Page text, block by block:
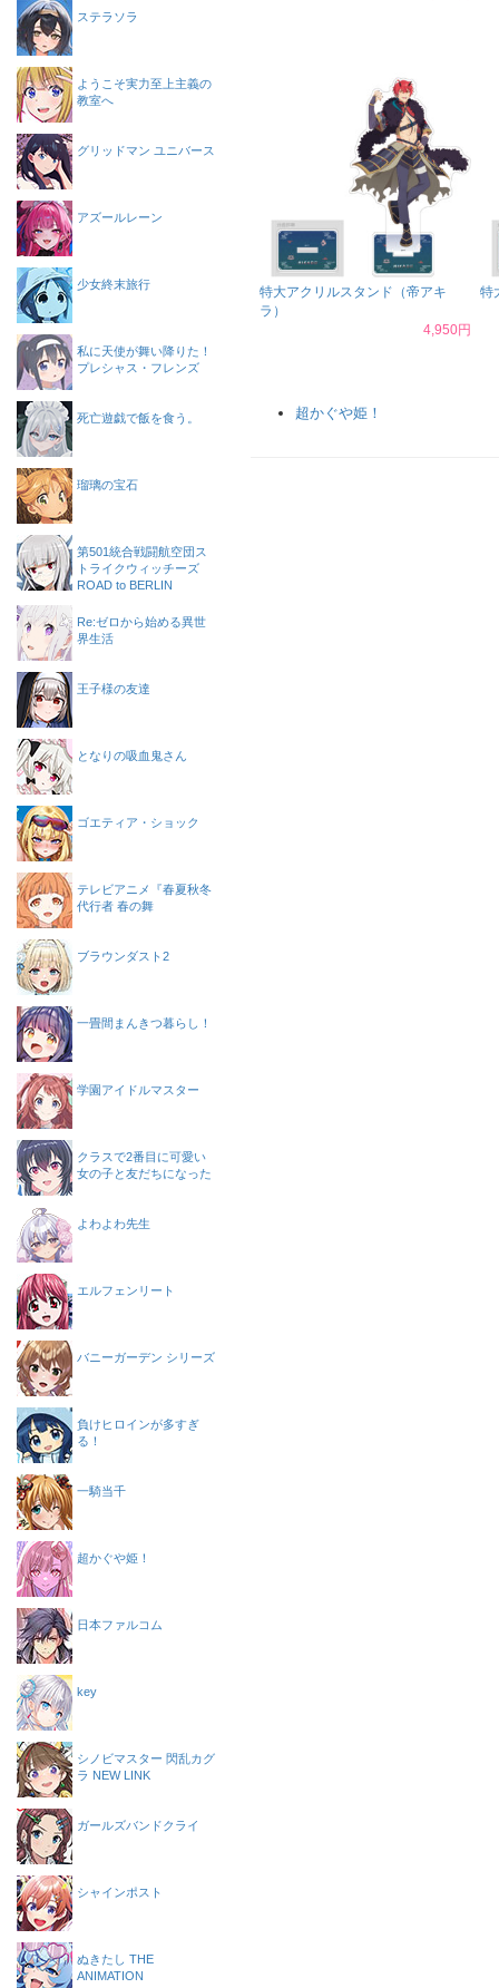
特大アクリルスタンド（帝アキ
ラ）
4,950円
特
超かぐや姫！
ステラソラ
ようこそ実力至上主義の
教室へ
グリッドマン ユニバース
アズールレーン
少女終末旅行
私に天使が舞い降りた！
プレシャス・フレンズ
死亡遊戯で飯を食う。
瑠璃の宝石
第501統合戦闘航空団ス
トライクウィッチーズ
ROAD to BERLIN
Re:ゼロから始める異世
界生活
王子様の友達
となりの吸血鬼さん
ゴエティア・ショック
テレビアニメ『春夏秋冬
代行者 春の舞
ブラウンダスト2
一畳間まんきつ暮らし！
学園アイドルマスター
クラスで2番目に可愛い
女の子と友だちになった
よわよわ先生
エルフェンリート
バニーガーデン シリーズ
負けヒロインが多すぎ
る！
一騎当千
超かぐや姫！
日本ファルコム
key
シノビマスター 閃乱カグ
ラ NEW LINK
ガールズバンドクライ
シャインポスト
ぬきたし THE
ANIMATION